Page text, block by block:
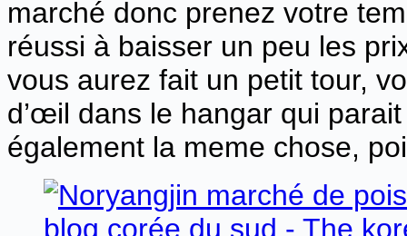
marché donc prenez votre
réussi à baisser un peu les
vous aurez fait un petit tour,
d’œil dans le hangar qui
également la meme chose,